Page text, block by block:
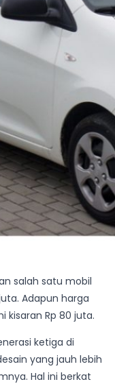
salah satu mobil
Adapun harga
kisaran Rp 80 juta.
ketiga di
yang jauh lebih
Hal ini berkat